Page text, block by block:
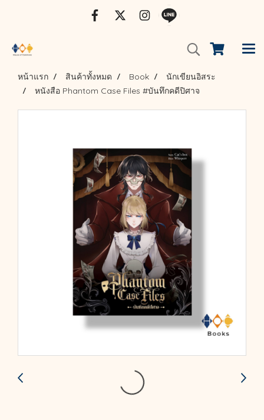
หน้าแรก สินค้าทั้งหมด Book
นักเขียนอิสระ
หนังสือ Phantom Case Files #บันทึกคดีปิศาจ